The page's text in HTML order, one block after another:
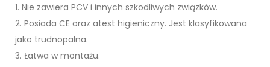
1. Nie zawiera PCV i innych szkodliwych związków.
2. Posiada CE oraz atest higieniczny. Jest klasyfikowana
jako trudnopalna.
3. Łatwa w montażu.